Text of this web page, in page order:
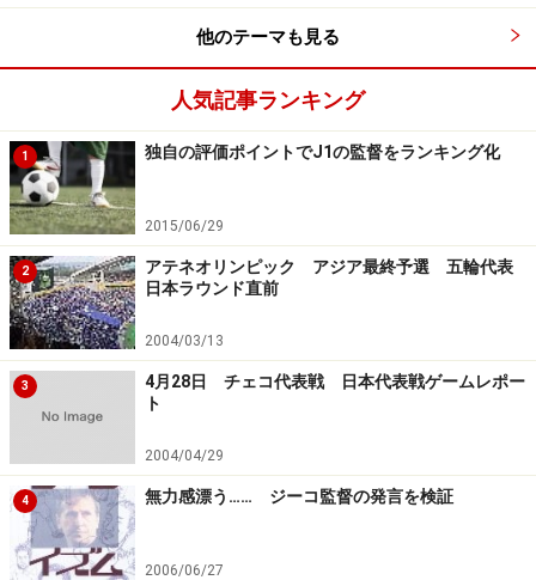
他のテーマも見る
人気記事ランキング
1 独自の評価ポイントでJ1の監督をランキング化
2015/06/29
2
アテネオリンピック アジア最終予選 五輪代表
日本ラウンド直前
2004/03/13
3
4月28日 チェコ代表戦 日本代表戦ゲームレポー
ト
2004/04/29
4 無力感漂う…… ジーコ監督の発言を検証
2006/06/27